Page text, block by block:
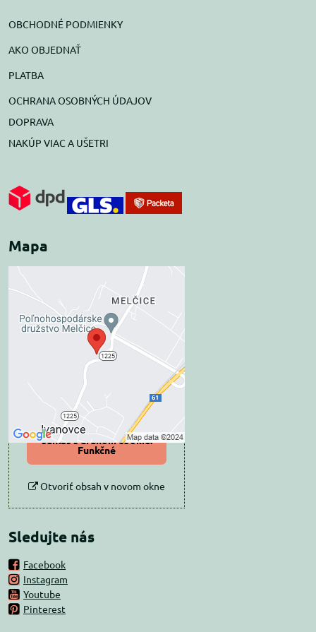
OBCHODNÉ PODMIENKY
AKO OBJEDNAŤ
PLATBA
OCHRANA OSOBNÝCH ÚDAJOV
DOPRAVA
NAKÚP VIAC A UŠETRI
Mapa
Externý obsah je
blokovaný Voľbami
súkromia
Prajete si načítať externý obsah?
Povoliť tentokrát
Povoliť a zapamätať -
súhlas s druhom cookie:
Funkčné
Otvoriť obsah v novom okne
Sledujte nás
Facebook
Instagram
Youtube
Pinterest